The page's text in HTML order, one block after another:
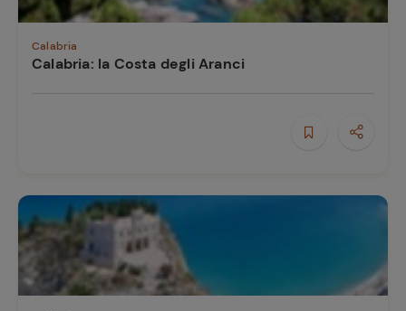
Calabria
Calabria: la Costa degli Aranci